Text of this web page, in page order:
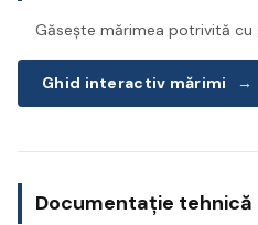
Găsește mărimea potrivită cu
Ghid interactiv mărimi →
Documentație tehnică